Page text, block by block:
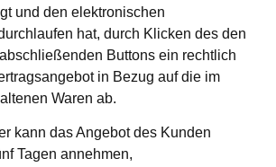
und den elektronischen
hat, durch Klicken des den
Buttons ein rechtlich
in Bezug auf die im
Waren ab.
kann das Angebot des Kunden
Tagen annehmen,